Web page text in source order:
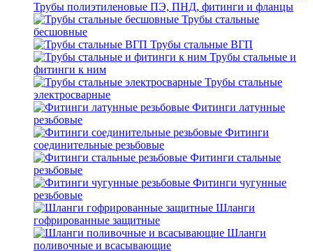
Трубы полиэтиленовые ПЭ, ПНД, фитинги и фланцы
Трубы стальные
бесшовные
Трубы стальные ВГП
Трубы стальные и
фитинги к ним
Трубы стальные
электросварные
Фитинги латунные
резьбовые
Фитинги
соединительные резьбовые
Фитинги стальные
резьбовые
Фитинги чугунные
резьбовые
Шланги
гофрированные защитные
Шланги
поливочные и всасывающие